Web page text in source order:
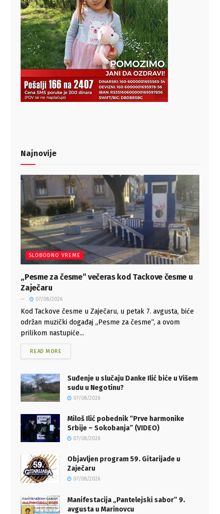
Najnovije
SLOBODNO VREME
„Pesme za česme“ večeras kod Tackove česme u
Zaječaru
07/08/2026
Kod Tackove česme u Zaječaru, u petak 7. avgusta, biće
održan muzički događaj „Pesme za česme“, a ovom
prilikom nastupiće...
READ MORE
Suđenje u slučaju Danke Ilić biće u Višem
sudu u Negotinu?
07/08/2026
Miloš Ilić pobednik “Prve harmonike
Srbije – Sokobanja” (VIDEO)
07/08/2026
Objavljen program 59. Gitarijade u
Zaječaru
07/08/2026
Manifestacija „Pantelejski sabor” 9.
avgusta u Marinovcu